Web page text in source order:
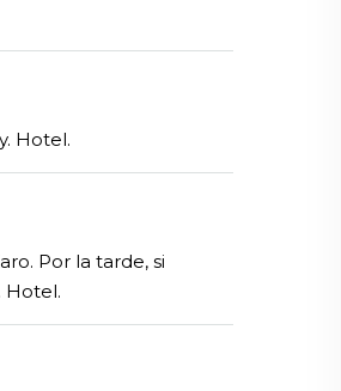
Hotel.
Por la tarde, si
Hotel.